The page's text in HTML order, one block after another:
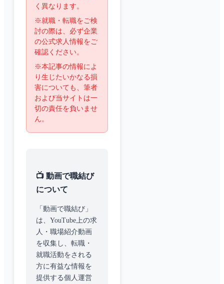
く異なります。
※就職・転職をご検
討の際は、必ず企業
の公式求人情報をご
確認ください。
※本記事の情報によ
り生じたいかなる損
害についても、筆者
および当サイトは一
切の責任を負いませ
ん。
📺 動画で職結び
について
「動画で職結び」
は、YouTube上の求
人・職場紹介動画
を収集し、転職・
就職活動をされる
方に有益な情報を
提供する個人運営